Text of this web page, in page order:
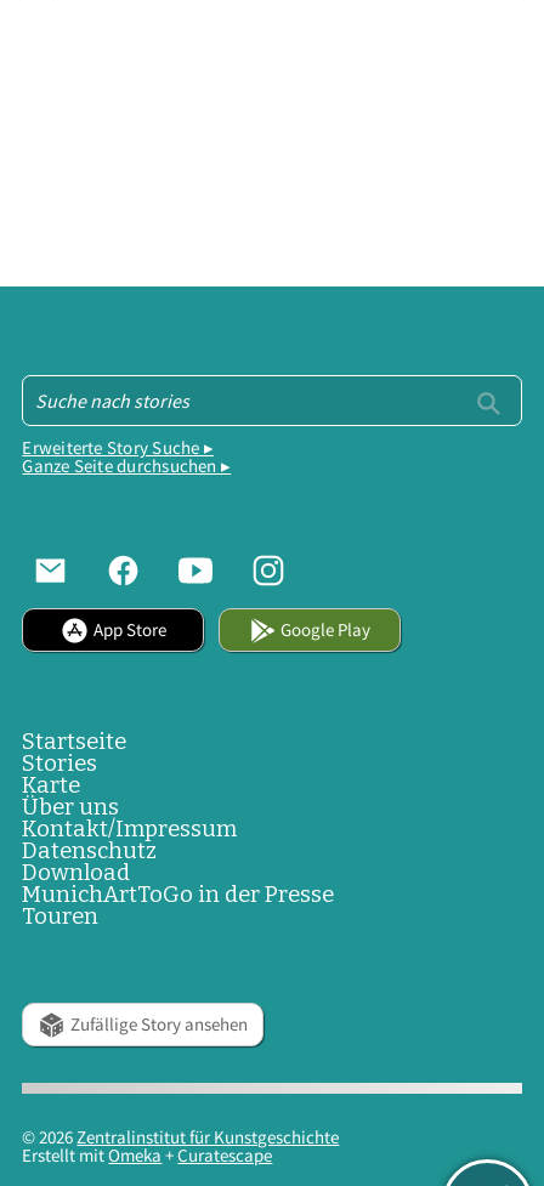
Erweiterte Story Suche ▸
Ganze Seite durchsuchen ▸
App Store Google Play
Startseite
Stories
Karte
Über uns
Kontakt/Impressum
Datenschutz
Download
MunichArtToGo in der Presse
Touren
Zufällige Story ansehen
© 2026Zentralinstitut für Kunstgeschichte
Erstellt mitOmeka +Curatescape